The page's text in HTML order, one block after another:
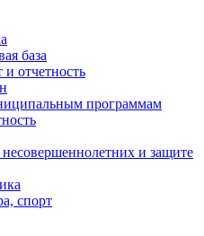
база
и отчетность
программам
и защите
спорт